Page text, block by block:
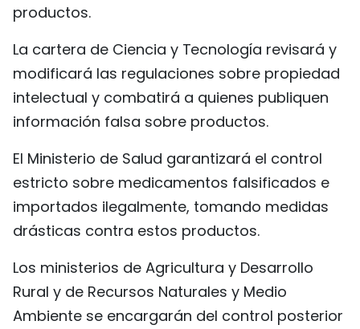
productos.
La cartera de Ciencia y Tecnología revisará y
modificará las regulaciones sobre propiedad
intelectual y combatirá a quienes publiquen
información falsa sobre productos.
El Ministerio de Salud garantizará el control
estricto sobre medicamentos falsificados e
importados ilegalmente, tomando medidas
drásticas contra estos productos.
Los ministerios de Agricultura y Desarrollo
Rural y de Recursos Naturales y Medio
Ambiente se encargarán del control posterior